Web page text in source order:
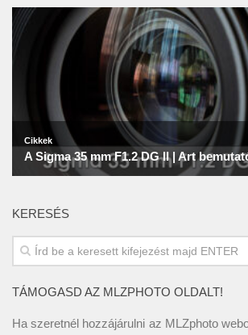
KERESÉS
TÁMOGASD AZ MLZPHOTO OLDALT!
Ha szeretnél hozzájárulni az MLZphoto